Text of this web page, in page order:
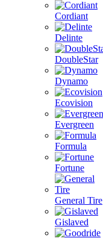
Cordiant
Delinte
DoubleStar
Dynamo
Ecovision
Evergreen
Formula
Fortune
General Tire
Gislaved